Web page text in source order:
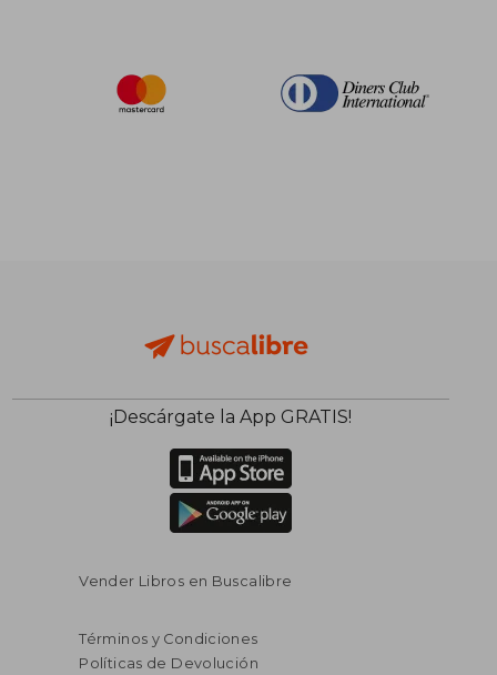
40%
dcto.
¡Descárgate la App GRATIS!
Vender Libros en Buscalibre
Términos y Condiciones
Políticas de Devolución